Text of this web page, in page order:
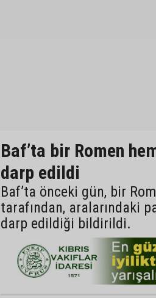
Baf’ta bir Romen
darp edildi
Baf’ta önceki gün, bir
tarafından, aralarındaki
darp edildiği bildirildi.